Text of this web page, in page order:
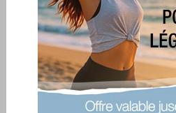
heureusemen Phil a compris mon point de
ça me trotte tjs ds la tete . Sinon coté regime ,
semaine , j ai fait qques ecarts la semaine
n ai rien perdu non plus et si je veux perdre